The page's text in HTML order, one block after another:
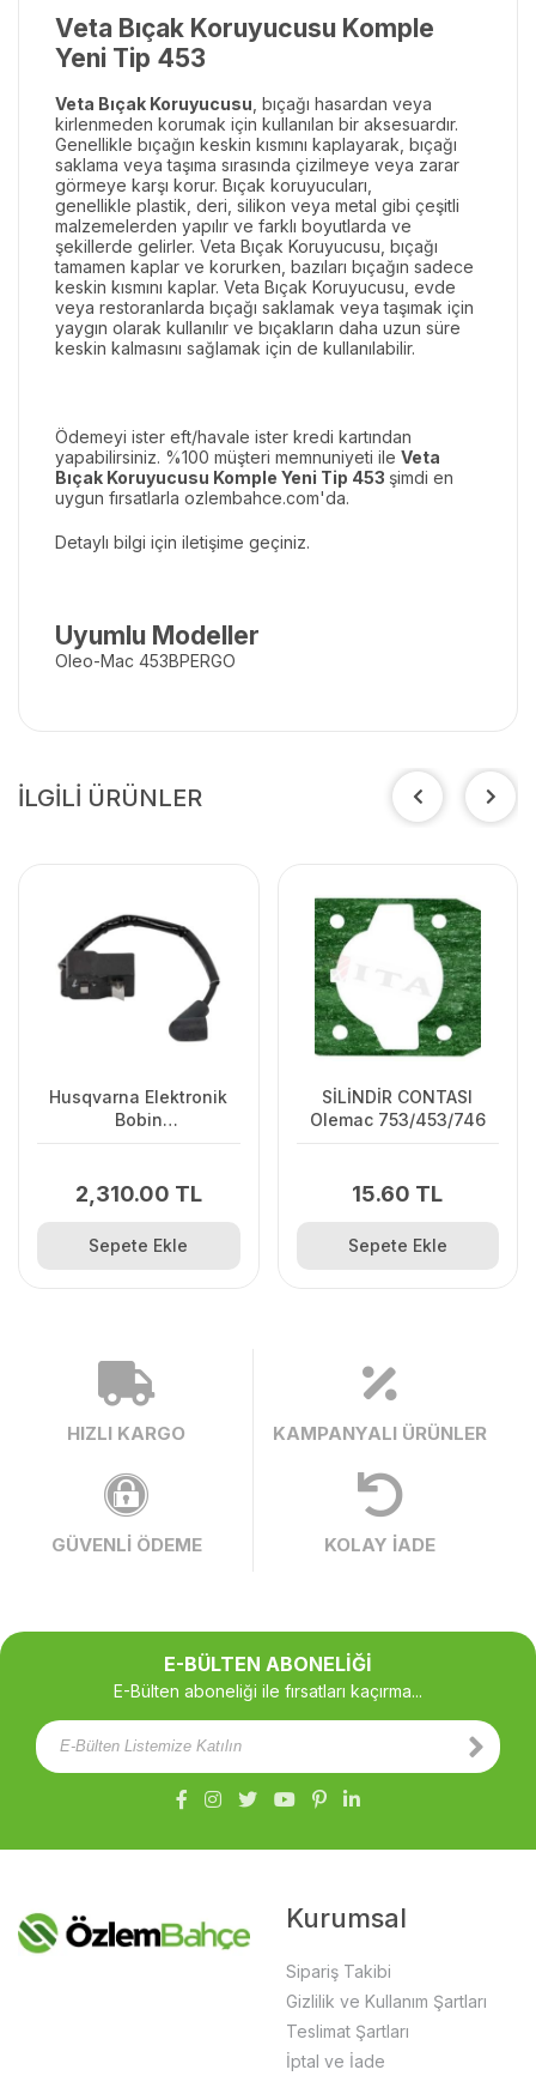
Veta Bıçak Koruyucusu Komple
Yeni Tip 453
Veta Bıçak Koruyucusu , bıçağı hasardan veya
kirlenmeden korumak için kullanılan bir aksesuardır.
Genellikle bıçağın keskin kısmını kaplayarak, bıçağı
saklama veya taşıma sırasında çizilmeye veya zarar
görmeye karşı korur. Bıçak koruyucuları,
genellikle plastik, deri, silikon veya metal gibi çeşitli
malzemelerden yapılır ve farklı boyutlarda ve
şekillerde gelirler. Veta Bıçak Koruyucusu , bıçağı
tamamen kaplar ve korurken, bazıları bıçağın sadece
keskin kısmını kaplar. Veta Bıçak Koruyucusu , evde
veya restoranlarda bıçağı saklamak veya taşımak için
yaygın olarak kullanılır ve bıçakların daha uzun süre
keskin kalmasını sağlamak için de kullanılabilir.
Ödemeyi ister eft/havale ister kredi kartından
yapabilirsiniz. %100 müşteri memnuniyeti ile Veta
Bıçak Koruyucusu Komple Yeni Tip 453 şimdi en
uygun fırsatlarla ozlembahce.com'da.
Detaylı bilgi için iletişime geçiniz.
Uyumlu Modeller
Oleo-Mac 453BPERGO
İLGİLİ ÜRÜNLER
Husqvarna Elektronik
Bobin
2,310.00 TL
Sepete Ekle
SİLİNDİR CONTASI
Olemac 753/453/746
15.60 TL
Sepete Ekle
HIZLI KARGO KAMPANYALI ÜRÜNLER
GÜVENLİ ÖDEME KOLAY İADE
E-BÜLTEN ABONELİĞİ
E-Bülten aboneliği ile fırsatları kaçırma...
Kurumsal
Sipariş Takibi
Gizlilik ve Kullanım Şartları
Teslimat Şartları
İptal ve İade